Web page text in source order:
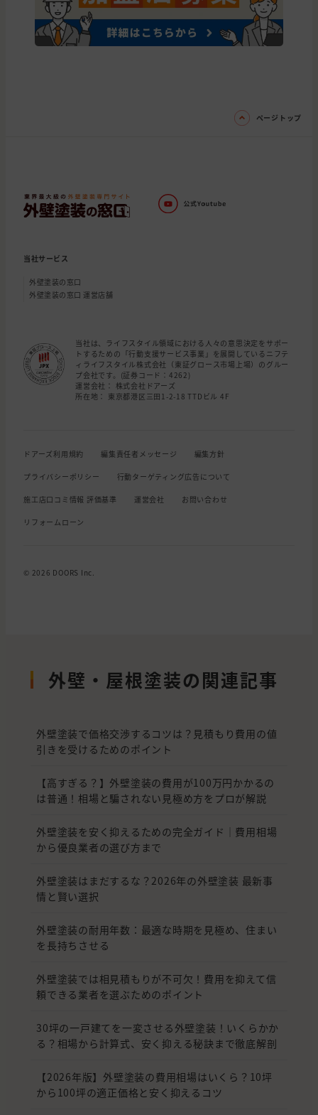
ページトップ
当社サービス
外壁塗装の窓口
外壁塗装の窓口 運営店舗
当社は、ライフスタイル領域における人々の意思決定をサポー
トするための「行動支援サービス事業」を展開しているニフテ
ィライフスタイル株式会社（東証グロース市場上場）のグルー
プ会社です。(証券コード：4262)
運営会社： 株式会社ドアーズ
所在地： 東京都港区三田1-2-18 TTDビル 4F
ドアーズ利用規約 編集責任者メッセージ 編集方針
プライバシーポリシー 行動ターゲティング広告について
施工店口コミ情報 評価基準 運営会社 お問い合わせ
リフォームローン
© 2026 DOORS Inc.
外壁・屋根塗装の関連記事
外壁塗装で価格交渉するコツは？見積もり費用の値
引きを受けるためのポイント
【高すぎる？】外壁塗装の費用が100万円かかるの
は普通！相場と騙されない見極め方をプロが解説
外壁塗装を安く抑えるための完全ガイド｜費用相場
から優良業者の選び方まで
外壁塗装はまだするな？2026年の外壁塗装 最新事
情と賢い選択
外壁塗装の耐用年数：最適な時期を見極め、住まい
を長持ちさせる
外壁塗装では相見積もりが不可欠！費用を抑えて信
頼できる業者を選ぶためのポイント
30坪の一戸建てを一変させる外壁塗装！いくらかか
る？相場から計算式、安く抑える秘訣まで徹底解剖
【2026年版】外壁塗装の費用相場はいくら？10坪
から100坪の適正価格と安く抑えるコツ